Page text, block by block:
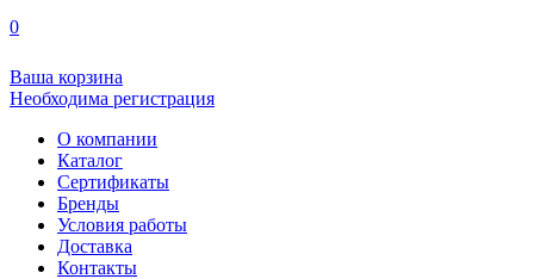
0
Ваша корзина
Необходима регистрация
О компании
Каталог
Сертификаты
Бренды
Условия работы
Доставка
Контакты